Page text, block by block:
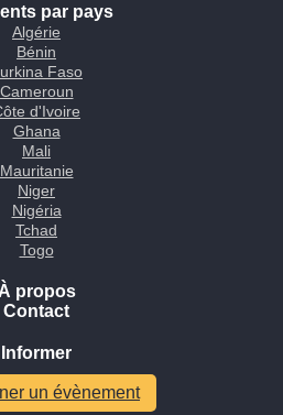
par pays
Algérie
Bénin
Faso
Cameroun
d'Ivoire
Ghana
Mali
Mauritanie
Niger
Nigéria
Tchad
Togo
À propos
Contact
Informer
un évènement